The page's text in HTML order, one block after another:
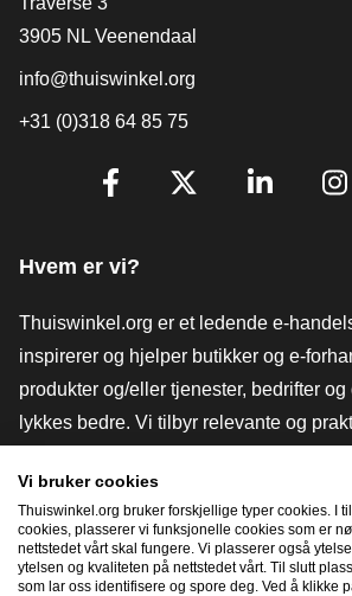
3905 NL Veenendaal
info@thuiswinkel.org
+31 (0)318 64 85 75
[_General:SocialMediaTitle]
Hvem er vi?
Thuiswinkel.org er et ledende e-
inspirerer og hjelper butikker og e-
produkter og/eller tjenester, bedrifter
lykkes bedre. Vi tilbyr relevante og
verktøy og råd, advokatvirksomhet,
og har vår egen utdanningsplattform,
Academy.
Vi bruker cookies
Thuiswinkel.org bruker forskjellige typer cookies. I
cookies, plasserer vi funksjonelle cookies som er
nettstedet vårt skal fungere. Vi plasserer også
ytelsen og kvaliteten på nettstedet vårt. Til slutt
som lar oss identifisere og spore deg. Ved å klikke